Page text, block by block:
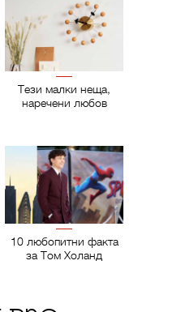
Тези малки неща,
наречени любов
10 любопитни факта
за Том Холанд